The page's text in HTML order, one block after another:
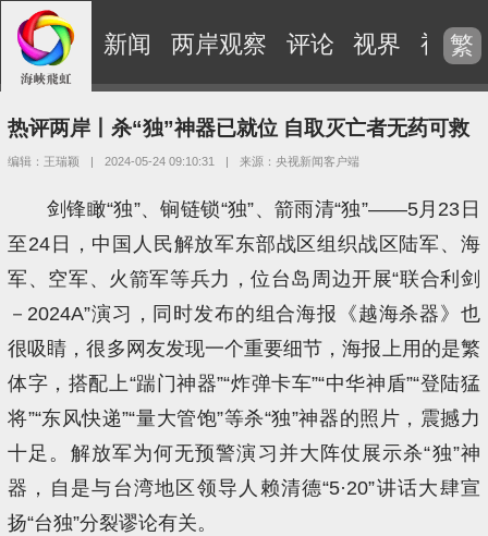
新闻 两岸观察 评论 视界 视频
繁
热评两岸丨杀“独”神器已就位 自取灭亡者无药可救
编辑：王瑞颖 | 2024-05-24 09:10:31 | 来源：央视新闻客户端
剑锋瞰“独”、锏链锁“独”、箭雨清“独”——5月23日
至24日，中国人民解放军东部战区组织战区陆军、海
军、空军、火箭军等兵力，位台岛周边开展“联合利剑
－2024A”演习，同时发布的组合海报《越海杀器》也
很吸睛，很多网友发现一个重要细节，海报上用的是繁
体字，搭配上“踹门神器”“炸弹卡车”“中华神盾”“登陆猛
将”“东风快递”“量大管饱”等杀“独”神器的照片，震撼力
十足。解放军为何无预警演习并大阵仗展示杀“独”神
器，自是与台湾地区领导人赖清德“5·20”讲话大肆宣
扬“台独”分裂谬论有关。